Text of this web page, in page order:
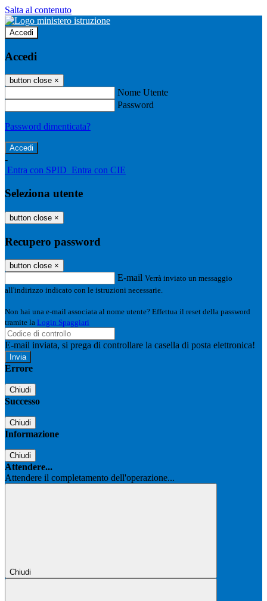
Salta al contenuto
Accedi
Accedi
button close ×
Nome Utente
Password
Password dimenticata?
-
Entra con SPID Entra con CIE
Seleziona utente
button close ×
Recupero password
button close ×
E-mail Verrà inviato un messaggio
all'indirizzo indicato con le istruzioni necessarie.
Non hai una e-mail associata al nome utente? Effettua il reset della password
tramite la Login Spaggiari
E-mail inviata, si prega di controllare la casella di posta elettronica!
Errore
Chiudi
Successo
Chiudi
Informazione
Chiudi
Attendere...
Attendere il completamento dell'operazione...
Chiudi